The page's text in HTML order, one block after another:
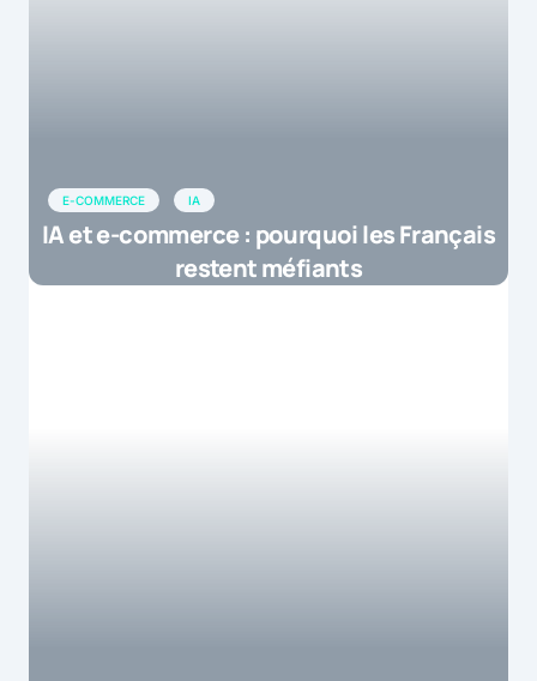
E-COMMERCE IA
IA et e-commerce : pourquoi les Français
restent méfiants